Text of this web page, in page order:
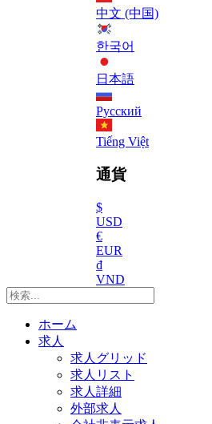
中文 (中国)
한국어
日本語
Русский
Tiếng Việt
通貨
$
USD
€
EUR
₫
VND
ホーム
求人
求人グリッド
求人リスト
求人詳細
外部求人